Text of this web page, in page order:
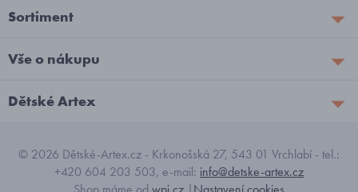
Sortiment
Vše o nákupu
Dětské Artex
© 2026 Dětské-Artex.cz - Krkonošská 27, 543 01 Vrchlabí - tel.:
+420 604 203 503, e-mail: info@detske-artex.cz